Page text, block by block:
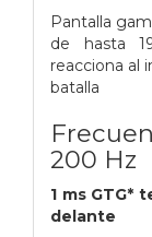
Pantalla
de hasta
reacciona al
batalla
200 Hz
1 ms GTG*
delante